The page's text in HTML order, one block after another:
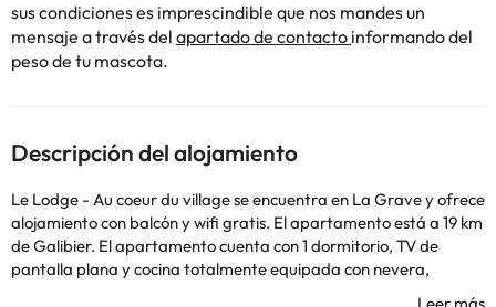
sus condiciones es imprescindible que nos mandes un
mensaje a través del apartado de contacto informando del
peso de tu mascota.
Descripción del alojamiento
Le Lodge - Au coeur du village se encuentra en La Grave y ofrece
alojamiento con balcón y wifi gratis. El apartamento está a 19 km
de Galibier. El apartamento cuenta con 1 dormitorio, TV de
pantalla plana y cocina totalmente equipada con nevera,
lavavajillas, lavadora, horno y microondas. Hay toallas y ropa de